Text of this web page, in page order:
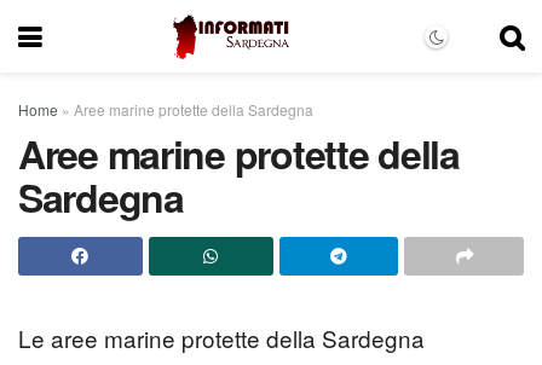
Home » Aree marine protette della Sardegna
Aree marine protette della
Sardegna
Le aree marine protette della Sardegna